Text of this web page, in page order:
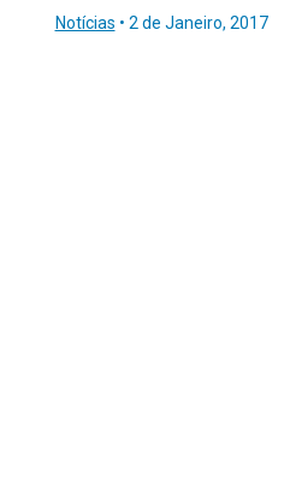
Notícias • 2 de Janeiro, 2017